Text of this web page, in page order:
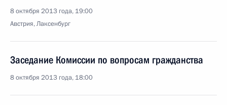
8 октября 2013 года, 19:00
Австрия, Лаксенбург
Заседание Комиссии по вопросам гражданства
8 октября 2013 года, 18:00